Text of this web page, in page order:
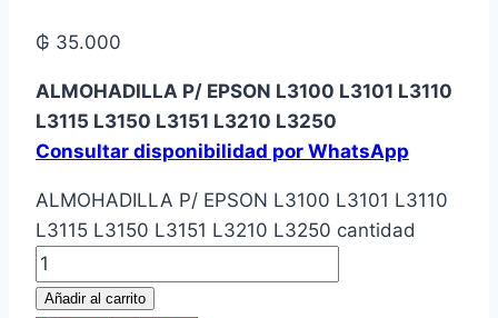
₲ 35.000
ALMOHADILLA P/ EPSON L3100 L3101 L3110
L3115 L3150 L3151 L3210 L3250
Consultar disponibilidad por WhatsApp
ALMOHADILLA P/ EPSON L3100 L3101 L3110
L3115 L3150 L3151 L3210 L3250 cantidad
Añadir al carrito